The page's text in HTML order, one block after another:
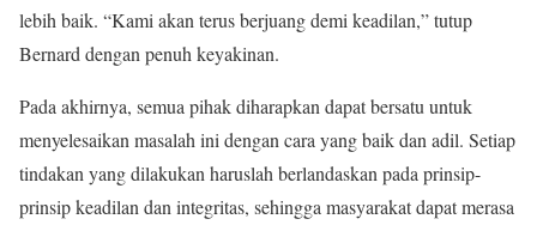
lebih baik. “Kami akan terus berjuang demi keadilan,” tutup
Bernard dengan penuh keyakinan.
Pada akhirnya, semua pihak diharapkan dapat bersatu untuk
menyelesaikan masalah ini dengan cara yang baik dan adil. Setiap
tindakan yang dilakukan haruslah berlandaskan pada prinsip-
prinsip keadilan dan integritas, sehingga masyarakat dapat merasa